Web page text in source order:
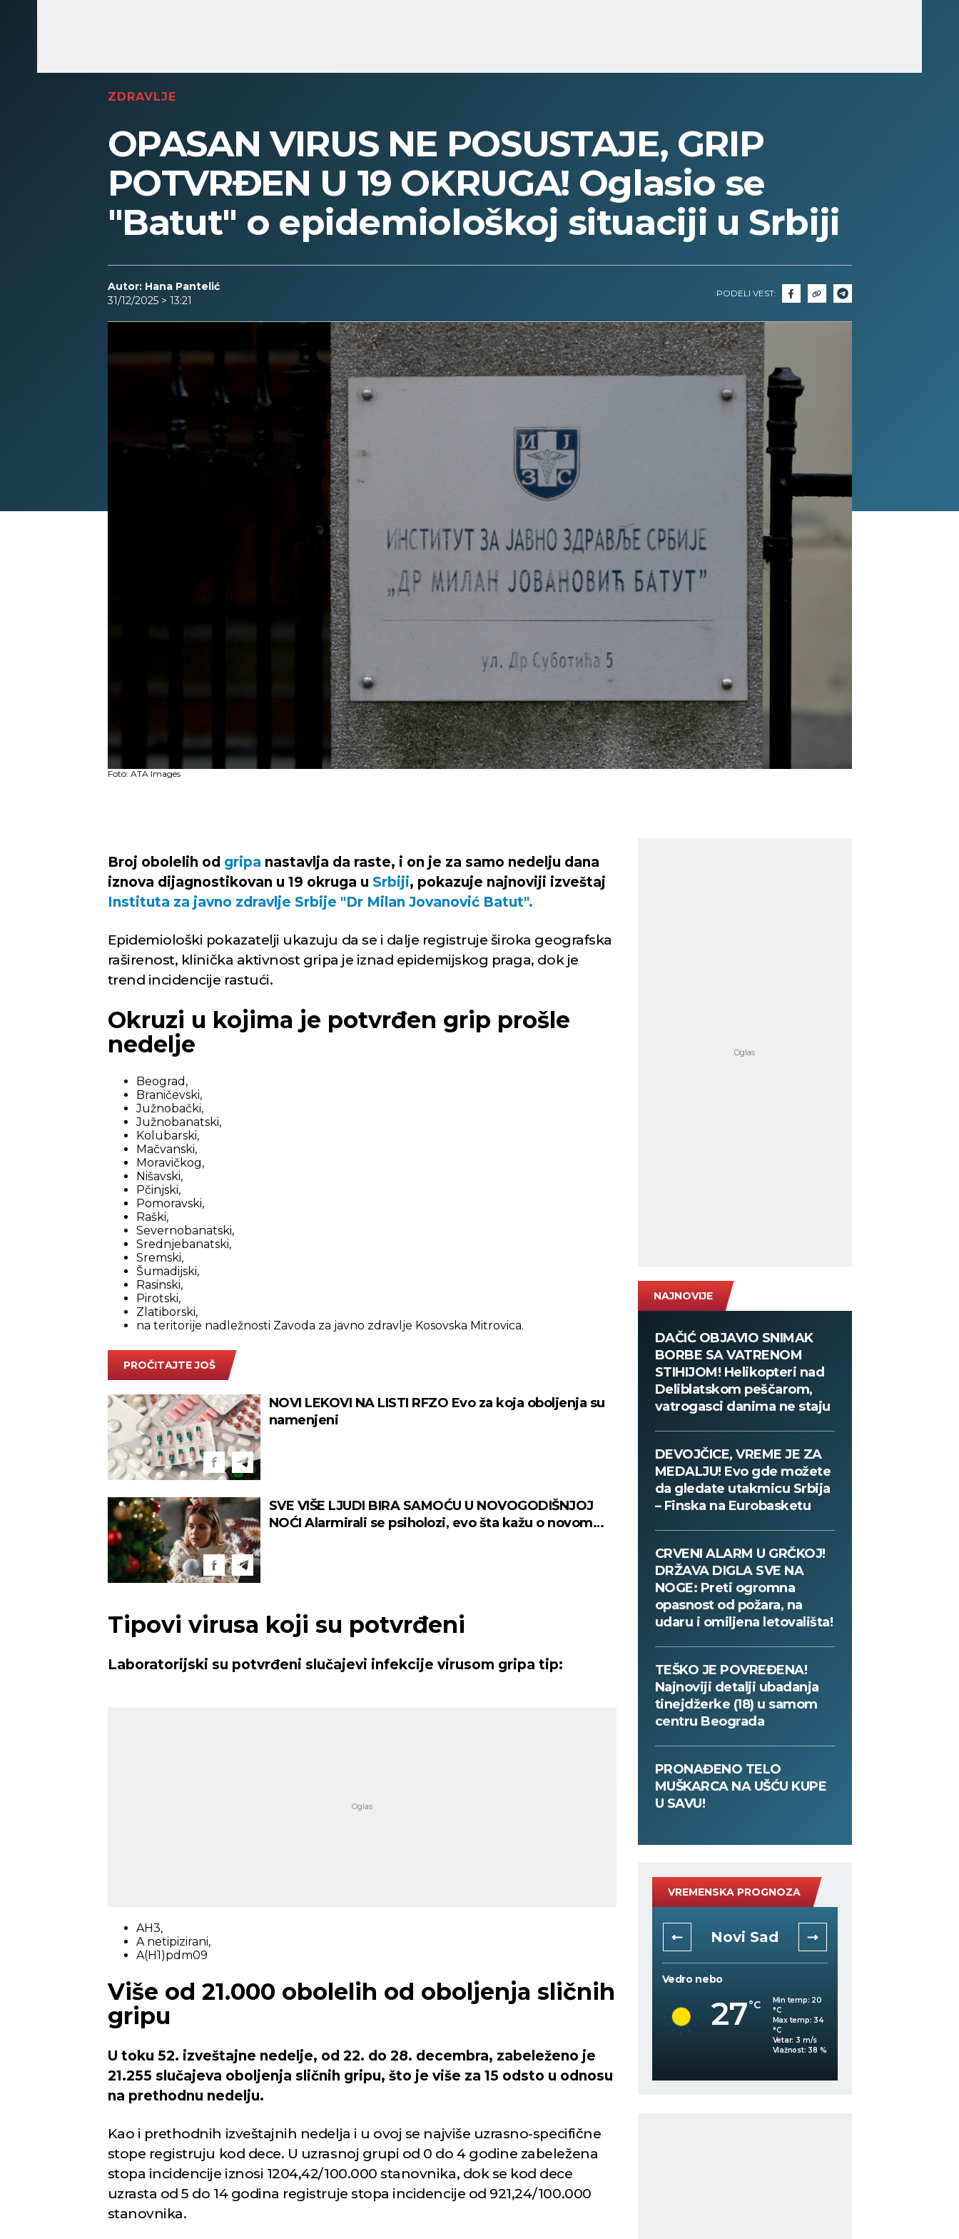
ZDRAVLJE
OPASAN VIRUS NE POSUSTAJE, GRIP
POTVRĐEN U 19 OKRUGA! Oglasio se
"Batut" o epidemiološkoj situaciji u Srbiji
Autor: Hana Pantelić
31/12/2025 > 13:21
PODELI VEST:
Foto: ATA Images
Broj obolelih od gripa nastavlja da raste, i on je za samo nedelju dana
iznova dijagnostikovan u 19 okruga u Srbiji, pokazuje najnoviji izveštaj
Instituta za javno zdravlje Srbije "Dr Milan Jovanović Batut".
Epidemiološki pokazatelji ukazuju da se i dalje registruje široka geografska
raširenost, klinička aktivnost gripa je iznad epidemijskog praga, dok je
trend incidencije rastući.
Okruzi u kojima je potvrđen grip prošle
nedelje
Beograd,
Braničevski,
Južnobački,
Južnobanatski,
Kolubarski,
Mačvanski,
Moravičkog,
Nišavski,
Pčinjski,
Pomoravski,
Raški,
Severnobanatski,
Srednjebanatski,
Sremski,
Šumadijski,
Rasinski,
Pirotski,
Zlatiborski,
na teritorije nadležnosti Zavoda za javno zdravlje Kosovska Mitrovica.
PROČITAJTE JOŠ
NOVI LEKOVI NA LISTI RFZO Evo za koja oboljenja su
namenjeni
SVE VIŠE LJUDI BIRA SAMOĆU U NOVOGODIŠNJOJ
NOĆI Alarmirali se psiholozi, evo šta kažu o novom
Tipovi virusa koji su potvrđeni
Laboratorijski su potvrđeni slučajevi infekcije virusom gripa tip:
AH3,
A netipizirani,
A(H1)pdm09
Više od 21.000 obolelih od oboljenja sličnih
gripu
U toku 52. izveštajne nedelje, od 22. do 28. decembra, zabeleženo je
21.255 slučajeva oboljenja sličnih gripu, što je više za 15 odsto u odnosu
na prethodnu nedelju.
Kao i prethodnih izveštajnih nedelja i u ovoj se najviše uzrasno-specifične
stope registruju kod dece. U uzrasnoj grupi od 0 do 4 godine zabeležena
stopa incidencije iznosi 1204,42/100.000 stanovnika, dok se kod dece
uzrasta od 5 do 14 godina registruje stopa incidencije od 921,24/100.000
stanovnika.
NAJNOVIJE
DAČIĆ OBJAVIO SNIMAK
BORBE SA VATRENOM
STIHIJOM! Helikopteri nad
Deliblatskom peščarom,
vatrogasci danima ne staju
DEVOJČICE, VREME JE ZA
MEDALJU! Evo gde možete
da gledate utakmicu Srbija
– Finska na Eurobasketu
CRVENI ALARM U GRČKOJ!
DRŽAVA DIGLA SVE NA
NOGE: Preti ogromna
opasnost od požara, na
udaru i omiljena letovališta!
TEŠKO JE POVREĐENA!
Najnoviji detalji ubadanja
tinejdžerke (18) u samom
centru Beograda
PRONAĐENO TELO
MUŠKARCA NA UŠĆU KUPE
U SAVU!
VREMENSKA PROGNOZA
Novi Sad
Vedro nebo
27 Min temp:20
Vlažnost:
Min temp:21
Vlažnost:
%
Vedro nebo
°C Min temp:
Novi Sad
Vedro nebo
27°C Min temp: 20
°C
Max temp: 34
°C
Vetar: 3 m/s
Vlažnost: 38 %